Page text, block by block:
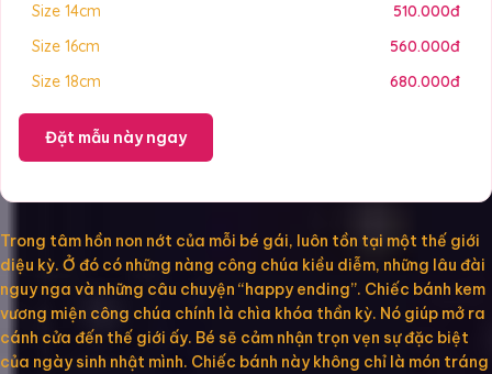
Size 14cm
510.000đ
Size 16cm
560.000đ
Size 18cm
680.000đ
Đặt mẫu này ngay
Trong tâm hồn non nớt của mỗi bé gái, luôn tồn tại một thế giới
diệu kỳ. Ở đó có những nàng công chúa kiều diễm, những lâu đài
nguy nga và những câu chuyện “happy ending”. Chiếc bánh kem
vương miện công chúa chính là chìa khóa thần kỳ. Nó giúp mở ra
cánh cửa đến thế giới ấy. Bé sẽ cảm nhận trọn vẹn sự đặc biệt
của ngày sinh nhật mình. Chiếc bánh này không chỉ là món tráng